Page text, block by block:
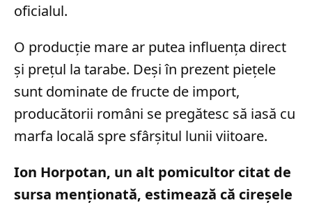
oficialul.
O producție mare ar putea influența direct
și prețul la tarabe. Deși în prezent piețele
sunt dominate de fructe de import,
producătorii români se pregătesc să iasă cu
marfa locală spre sfârșitul lunii viitoare.
Ion Horpotan, un alt pomicultor citat de
sursa menționată, estimează că cireșele